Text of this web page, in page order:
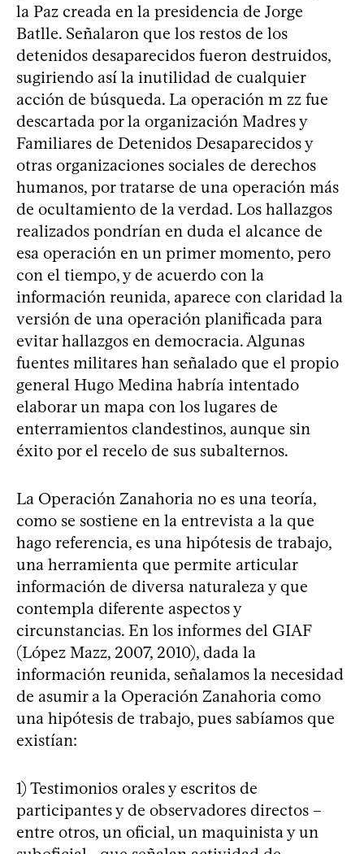
la Paz creada en la presidencia de Jorge
Batlle. Señalaron que los restos de los
detenidos desaparecidos fueron destruidos,
sugiriendo así la inutilidad de cualquier
acción de búsqueda. La operación m zz fue
descartada por la organización Madres y
Familiares de Detenidos Desaparecidos y
otras organizaciones sociales de derechos
humanos, por tratarse de una operación más
de ocultamiento de la verdad. Los hallazgos
realizados pondrían en duda el alcance de
esa operación en un primer momento, pero
con el tiempo, y de acuerdo con la
información reunida, aparece con claridad la
versión de una operación planificada para
evitar hallazgos en democracia. Algunas
fuentes militares han señalado que el propio
general Hugo Medina habría intentado
elaborar un mapa con los lugares de
enterramientos clandestinos, aunque sin
éxito por el recelo de sus subalternos.
La Operación Zanahoria no es una teoría,
como se sostiene en la entrevista a la que
hago referencia, es una hipótesis de trabajo,
una herramienta que permite articular
información de diversa naturaleza y que
contempla diferente aspectos y
circunstancias. En los informes del GIAF
(López Mazz, 2007, 2010), dada la
información reunida, señalamos la necesidad
de asumir a la Operación Zanahoria como
una hipótesis de trabajo, pues sabíamos que
existían:
1) Testimonios orales y escritos de
participantes y de observadores directos –
entre otros, un oficial, un maquinista y un